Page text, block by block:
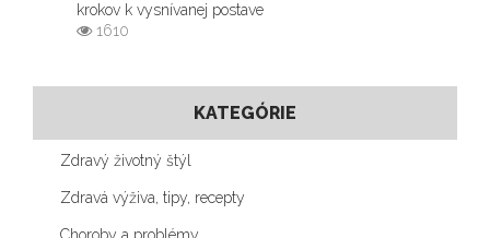
krokov k vysnívanej postave
1610
KATEGÓRIE
Zdravý životný štýl
Zdravá výživa, tipy, recepty